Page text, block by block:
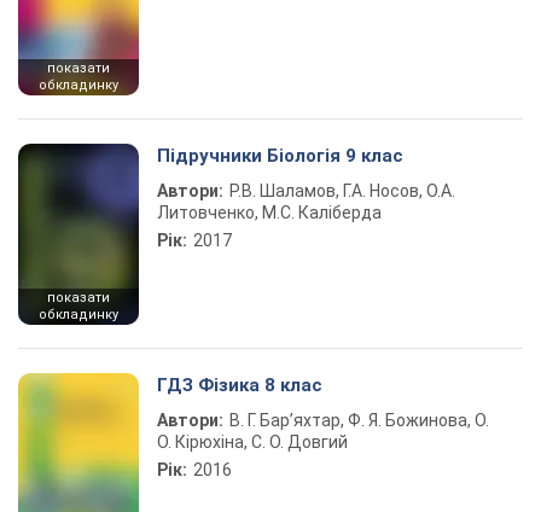
показати
обкладинку
показати
обкладинку
Підручники Біологія 9 клас
Автори: Р.В. Шаламов, Г.А. Носов, О.А.
Литовченко, М.С. Каліберда
Рік: 2017
ГДЗ Фізика 8 клас
Автори: В. Г. Бар’яхтар, Ф. Я. Божинова, О.
О. Кірюхіна, С. О. Довгий
Рік: 2016